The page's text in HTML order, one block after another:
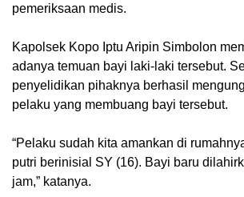
pemeriksaan medis.
Kapolsek Kopo Iptu Aripin Simbolon
adanya temuan bayi laki-laki tersebut.
penyelidikan pihaknya berhasil
pelaku yang membuang bayi tersebut.
“Pelaku sudah kita amankan di
putri berinisial SY (16). Bayi baru
jam,” katanya.